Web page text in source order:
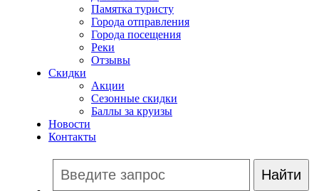
Памятка туристу
Города отправления
Города посещения
Реки
Отзывы
Скидки
Акции
Сезонные скидки
Баллы за круизы
Новости
Контакты